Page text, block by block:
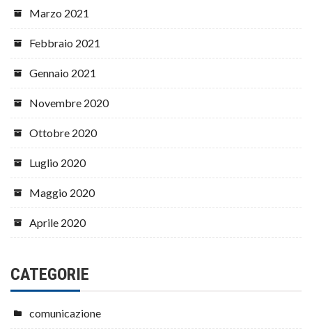
Marzo 2021
Febbraio 2021
Gennaio 2021
Novembre 2020
Ottobre 2020
Luglio 2020
Maggio 2020
Aprile 2020
CATEGORIE
comunicazione